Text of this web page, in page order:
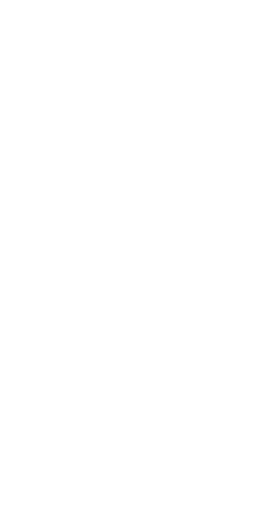
御機器販売店・
ようお願いしま
にご登録され
」に記載されて
ありません。
です。
ず変更すること
1000ppm以下、
はありません。
年1月12日よ
ない年数を意
可)を取得する
通知します。
ムロン制御